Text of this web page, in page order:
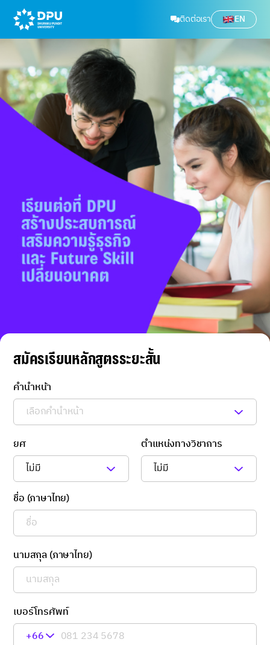
ติดต่อเรา EN
สมัครเรียนหลักสูตรระยะสั้น
คำนำหน้า
ยศ ตำแหน่งทางวิชาการ
ชื่อ (ภาษาไทย)
นามสกุล (ภาษาไทย)
เบอร์โทรศัพท์
+66